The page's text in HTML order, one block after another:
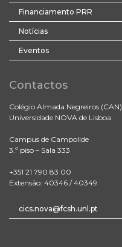
Financiamento PRR
Notícias
Eventos
Contactos
Colégio Almada Negreiros (CAN)
Universidade NOVA de Lisboa
Campus de Campolide
3.º piso – Sala 333
+351 21 790 83 00
Extensão: 40346 / 40349
cics.nova@fcsh.unl.pt